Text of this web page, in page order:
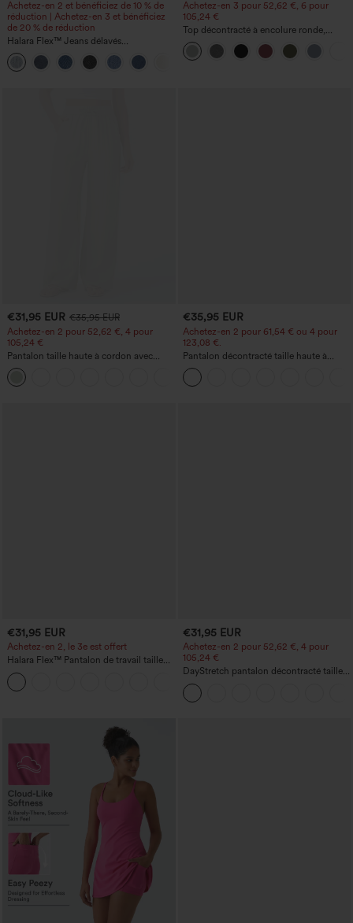
Achetez-en 2 et bénéficiez de 10 % de
réduction | Achetez-en 3 et bénéficiez
de 20 % de réduction
Halara Flex™ Jeans délavés
décontractés, coupe baggy à jambe
large, taille basse asymétrique, poches
zippées
Achetez-en 3 pour 52,62 €, 6 pour
105,24 €
Top décontracté à encolure ronde,
manches chauve-souris et coupe ample
€31,95 EUR €35,95 EUR
Achetez-en 2 pour 52,62 €, 4 pour
105,24 €
Pantalon taille haute à cordon avec
poches, jambe large et coupe ample,
style décontracté, effet lin
€35,95 EUR
Achetez-en 2 pour 61,54 € ou 4 pour
123,08 €.
Pantalon décontracté taille haute à
jambe droite, effet lin, avec poches
€31,95 EUR
Achetez-en 2, le 3e est offert
Halara Flex™ Pantalon de travail taille
haute avec poche latérale arrière et
légère coupe évasée
€31,95 EUR
Achetez-en 2 pour 52,62 €, 4 pour
105,24 €
DayStretch pantalon décontracté taille
haute avec poches et coupe droite